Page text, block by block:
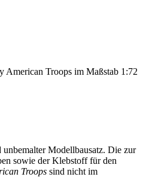
American Troops im Maßstab 1:72
unbemalter Modellbausatz. Die zur
sowie der Klebstoff für den
Troops sind nicht im